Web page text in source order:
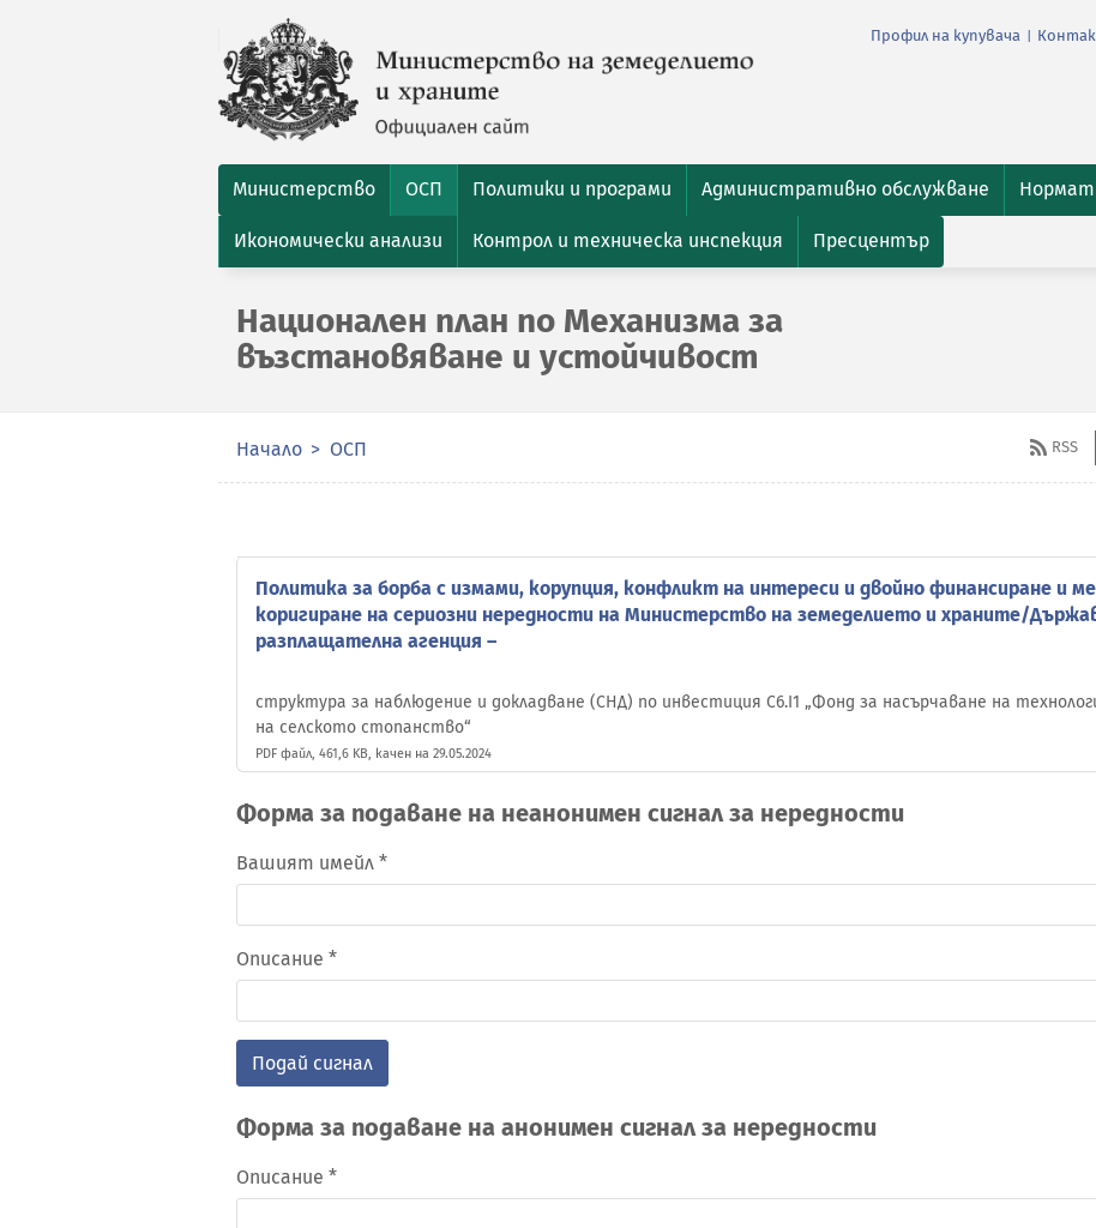
Профил на купувача
Министерство ОСП Политики и програми Административно обслужване
Икономически анализи Контрол и техническа инспекция Пресцентър
Национален план по Механизма за
възстановяване и устойчивост
Начало ОСП RSS
Политика за борба с измами, корупция, конфликт на интереси и двойно финансиране и
коригиране на сериозни нередности на Министерство на земеделието и храните/
разплащателна агенция –
структура за наблюдение и докладване (СНД) по инвестиция С6.I1 „Фонд за насърчаване на
на селското стопанство“
PDF файл, 461,6 KB, качен на 29.05.2024
Форма за подаване на неанонимен сигнал за нередности
Вашият имейл *
Описание *
Подай сигнал
Форма за подаване на анонимен сигнал за нередности
Описание *